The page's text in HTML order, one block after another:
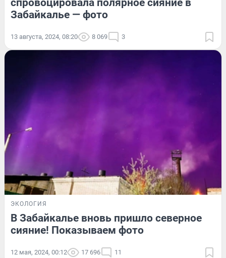
Забайкалье — фото
13 августа, 2024, 08:20 8 069 3
ЭКОЛОГИЯ
В Забайкалье вновь пришло северное
сияние! Показываем фото
12 мая, 2024, 00:12 17 696 11